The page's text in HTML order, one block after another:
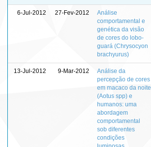
6-Jul-2012 27-Fev-2012
Análise
comportamental e
genética da visão
de cores do lobo-
guará (Chrysocyon
brachyurus)
13-Jul-2012 9-Mar-2012
Análise da
percepção de cores
em macaco da noite
(Aotus spp) e
humanos: uma
abordagem
comportamental
sob diferentes
condições